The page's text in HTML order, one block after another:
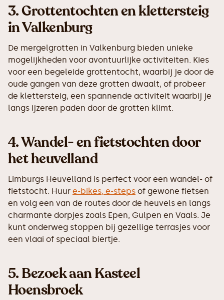
3.Grottentochten en klettersteig
in Valkenburg
De mergelgrotten in Valkenburg bieden unieke
mogelijkheden voor avontuurlijke activiteiten. Kies
voor een begeleide grottentocht, waarbij je door de
oude gangen van deze grotten dwaalt, of probeer
de klettersteig, een spannende activiteit waarbij je
langs ijzeren paden door de grotten klimt.
4.Wandel- en fietstochten door
het heuvelland
Limburgs Heuvelland is perfect voor een wandel- of
fietstocht. Huur e-bikes, e-steps of gewone fietsen
en volg een van de routes door de heuvels en langs
charmante dorpjes zoals Epen, Gulpen en Vaals. Je
kunt onderweg stoppen bij gezellige terrasjes voor
een vlaai of speciaal biertje.
5.Bezoek aan Kasteel
Hoensbroek